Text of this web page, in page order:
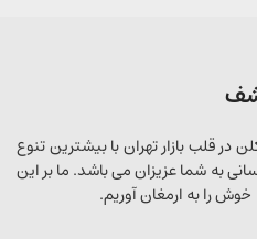
در قلب بازار تهران با بیشترین تنوع
به شما عزیزان می باشد. ما بر این
خوش را به ارمغان آوریم.